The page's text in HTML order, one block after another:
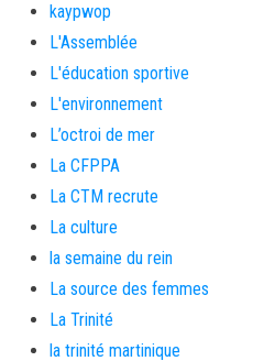
kaypwop
L'Assemblée
L'éducation sportive
L'environnement
L’octroi de mer
La CFPPA
La CTM recrute
La culture
la semaine du rein
La source des femmes
La Trinité
la trinité martinique